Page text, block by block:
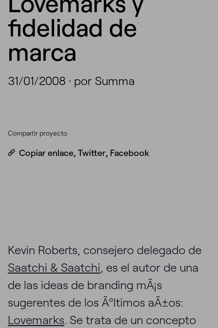
fidelidad de
marca
31/01/2008 · por Summa
Compartir proyecto
Copiar enlace, Twitter, Facebook
Kevin Roberts, consejero delegado de
Saatchi & Saatchi, es el autor de una
de las ideas de branding mÃ¡s
sugerentes de los Ãºltimos aÃ±os:
Lovemarks. Se trata de un concepto